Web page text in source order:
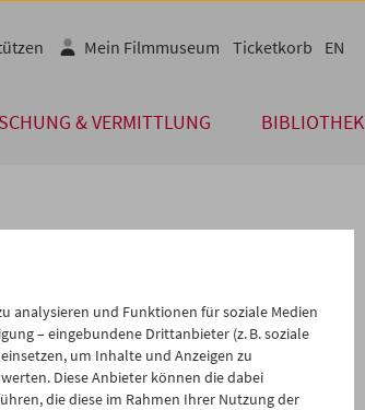
& VERMITTLUNG BIBLIOTHEK
Mein Filmmuseum Ticketkorb EN
iCalender
PDF
English language or subtitles
analysieren und Funktionen für soziale Medien
– eingebundene Drittanbieter (z. B. soziale
um Inhalte und Anzeigen zu
Diese Anbieter können die dabei
die diese im Rahmen Ihrer Nutzung der